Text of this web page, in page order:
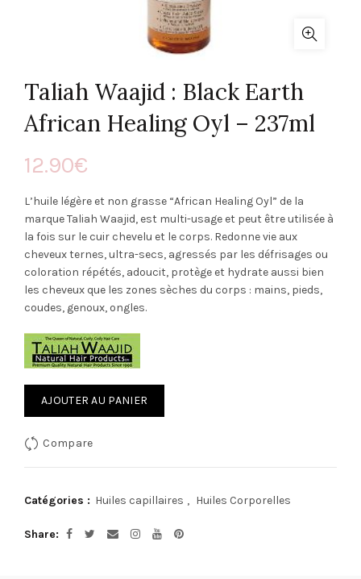
Taliah Waajid : Black Earth
African Healing Oyl – 237ml
12.90€
L’huile légère et non grasse “African Healing Oyl” de la
marque Taliah Waajid, est multi-usage et peut être utilisée à
la fois sur le cuir chevelu et le corps. Redonne vie aux
cheveux ternes, ultra-secs, agressés par les défrisages ou
coloration répétés, adoucit, protège et hydrate aussi bien
les cheveux que les zones sèches du corps : mains, pieds,
coudes, genoux, ongles.
AJOUTER AU PANIER
Compare
Catégories : Huiles capillaires , Huiles Corporelles
Share